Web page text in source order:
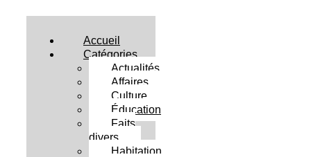
Accueil
Catégories
Actualités
Affaires
Culture
Éducation
Faits
divers
Habitation